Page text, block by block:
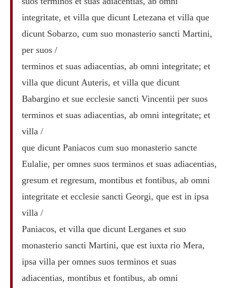
integritate, et villa que dicunt Letezana et villa que
dicunt Sobarzo, cum suo monasterio sancti Martini,
per suos /
terminos et suas adiacentias, ab omni integritate; et
villa que dicunt Auteris, et villa que dicunt
Babargino et sue ecclesie sancti Vincentii per suos
terminos et suas adiacentias, ab omni integritate; et
villa /
que dicunt Paniacos cum suo monasterio sancte
Eulalie, per omnes suos terminos et suas adiacentias,
gresum et regresum, montibus et fontibus, ab omni
integritate et ecclesie sancti Georgi, que est in ipsa
villa /
Paniacos, et villa que dicunt Lerganes et suo
monasterio sancti Martini, que est iuxta rio Mera,
ipsa villa per omnes suos terminos et suas
adiacentias, montibus et fontibus, ab omni